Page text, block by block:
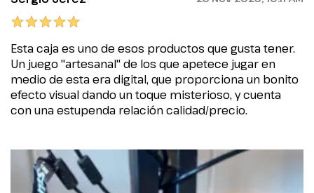
Esta caja es uno de esos productos que gusta tener.
Un juego "artesanal" de los que apetece jugar en
medio de esta era digital, que proporciona un bonito
efecto visual dando un toque misterioso, y cuenta
con una estupenda relación calidad/precio.